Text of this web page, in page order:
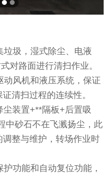
垃圾，湿式除尘、电液
对路面进行清扫作业。
风机和液压系统，保证
清扫过程的连续性。
尘装置+**隔板+后置吸
中砂石不在飞溅扬尘，此
整与维护，转场作业时
功能和自动复位功能，